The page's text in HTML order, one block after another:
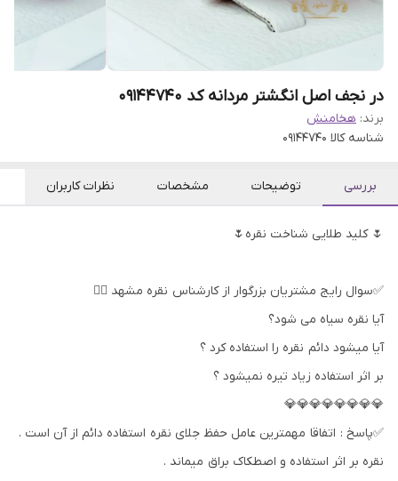
در نجف اصل انگشتر مردانه کد 09144740
برند: هخامنش
شناسه کالا 09144740
بررسی توضیحات مشخصات نظرات کاربران
🌷 کلید طلایی شناخت نقره🌷
✅سوال رایج مشتریان بزرگوار از کارشناس نقره مشهد 👇🏻
آیا نقره سیاه می شود؟
آیا میشود دائم نقره را استفاده کرد ؟
بر اثر استفاده زیاد تیره نمیشود ؟
💎💎💎💎💎💎💎💎
✅پاسخ : اتفاقا مهمترین عامل حفظ جلای نقره استفاده دائم از آن است .
نقره بر اثر استفاده و اصطکاک براق میماند .